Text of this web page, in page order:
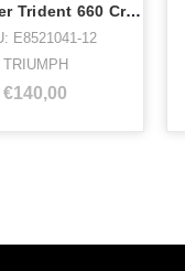
Zadelcover Trident 660 Crystal White
E8521041-12
TRIUMPH
€140,00